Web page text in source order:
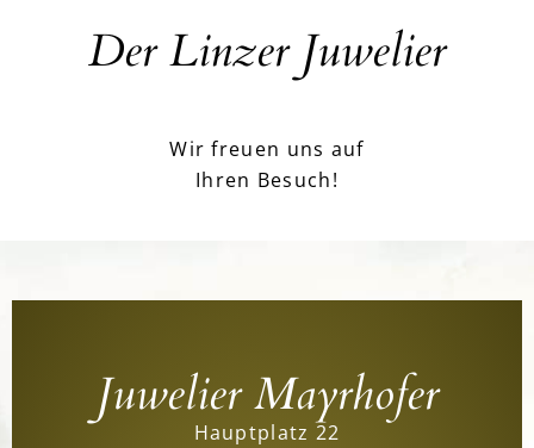
Der Linzer Juwelier
Wir freuen uns auf
Ihren Besuch!
Juwelier Mayrhofer
Hauptplatz 22